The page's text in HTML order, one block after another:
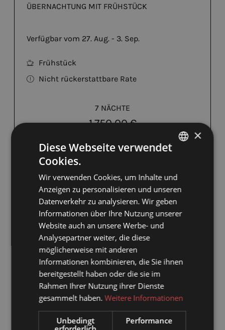
ÜBERNACHTUNG MIT FRÜHSTÜCK
Verfügbar vom 27. Aug. - 3. Sep.
Frühstück
Nicht rückerstattbare Rate
7 NÄCHTE
1.750,00 €
BUCHEN FÜR27. AUG. - 3. SEP.
DONNERSTAG - DONNERSTAG
Alle Angebote anzeigen
ÜBERNACHTUNG MIT FRÜHSTÜCK
Verfügbar vom 9. - 10. Aug.
Frühstück
Nicht rückerstattbare Rate
ENGLISH
×
Diese Webseite verwendet
Cookies.
Wir verwenden Cookies, um Inhalte und
Anzeigen zu personalisieren und unseren
Datenverkehr zu analysieren. Wir geben
Informationen über Ihre Nutzung unserer
Website auch an unsere Werbe- und
Analysepartner weiter, die diese
möglicherweise mit anderen
Informationen kombinieren, die Sie ihnen
bereitgestellt haben oder die sie im
Rahmen Ihrer Nutzung ihrer Dienste
gesammelt haben.Weitere Informationen
Unbedingt
Performance